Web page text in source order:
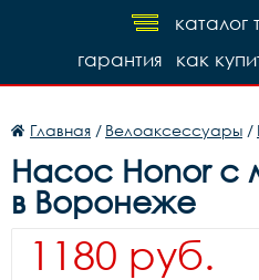
каталог
как
гарантия
Главная / Велоаксессуары /
Насос Honor
в Воронеже
1180 руб.